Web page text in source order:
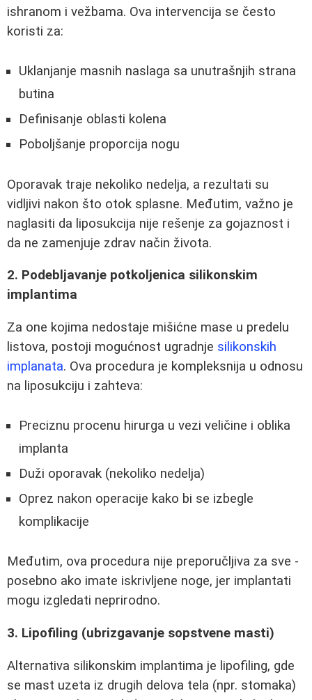
ishranom i vežbama. Ova intervencija se često
koristi za:
Uklanjanje masnih naslaga sa unutrašnjih strana
butina
Definisanje oblasti kolena
Poboljšanje proporcija nogu
Oporavak traje nekoliko nedelja, a rezultati su
vidljivi nakon što otok splasne. Međutim, važno je
naglasiti da liposukcija nije rešenje za gojaznost i
da ne zamenjuje zdrav način života.
2. Podebljavanje potkoljenica silikonskim
implantima
Za one kojima nedostaje mišićne mase u predelu
listova, postoji mogućnost ugradnje silikonskih
implanata. Ova procedura je kompleksnija u odnosu
na liposukciju i zahteva:
Preciznu procenu hirurga u vezi veličine i oblika
implanta
Duži oporavak (nekoliko nedelja)
Oprez nakon operacije kako bi se izbegle
komplikacije
Međutim, ova procedura nije preporučljiva za sve -
posebno ako imate iskrivljene noge, jer implantati
mogu izgledati neprirodno.
3. Lipofiling (ubrizgavanje sopstvene masti)
Alternativa silikonskim implantima je lipofiling, gde
se mast uzeta iz drugih delova tela (npr. stomaka)